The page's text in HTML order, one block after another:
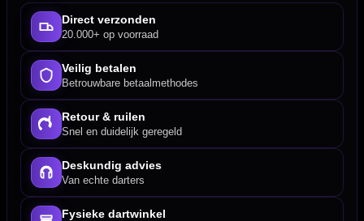
Direct verzonden
20.000+ op voorraad
Veilig betalen
Betrouwbare betaalmethodes
Retour & ruilen
Snel en duidelijk geregeld
Deskundig advies
Van echte darters
Fysieke dartwinkel